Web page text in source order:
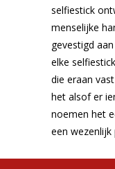
selfiestick
menselijke
gevestigd
elke
die eraan
het alsof er
noemen het
een wezenlijk